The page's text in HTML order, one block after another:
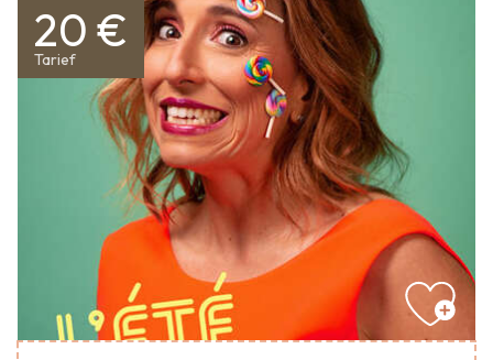
20 €
Tarief